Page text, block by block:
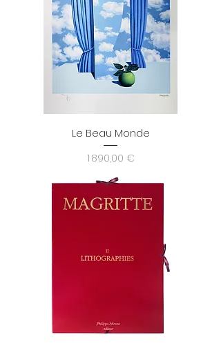
Le Beau Monde
Prix
1 890,00 €